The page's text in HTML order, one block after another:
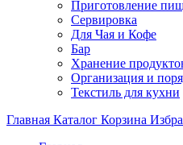
Приготовление
Сервировка
Для Чая и Кофе
Бар
Хранение
Организация и
Текстиль для кухни
Главная Каталог Корзина